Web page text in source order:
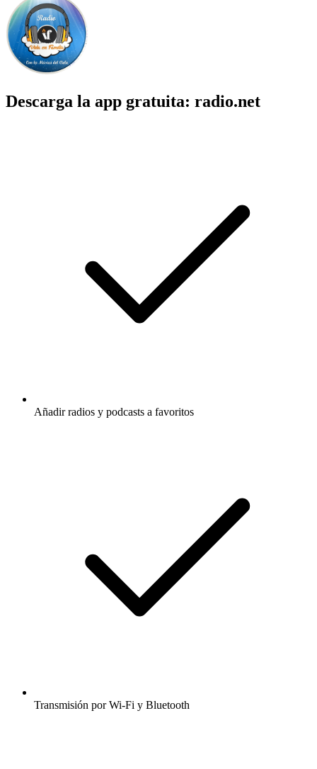
Descarga la app gratuita: radio.net
Añadir radios y podcasts a favoritos
Transmisión por Wi-Fi y Bluetooth